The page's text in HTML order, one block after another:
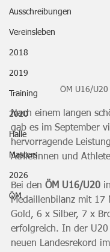
Ausschreibungen
Vereinsleben
2018
2019
Training
2020
Halle
Masters
2026
ÖM
ÖM U16/U20
Nach einem langen
gab es im September
hervorragende
Athletinnen und
Bei den ÖM U16/U20
Medaillenbilanz mit 17
Gold, 6 x Silber, 7 x
erfolgreich. In der U20
neuen Landesrekord